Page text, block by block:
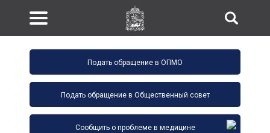
Подать обращение в ОПМО
Подать обращение в Общественный совет
Сообщить о проблеме в медицине